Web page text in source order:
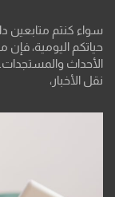
سواء كنتم متابعين
حياتكم اليومية، فإن
الأحداث
نقل الأخبار،